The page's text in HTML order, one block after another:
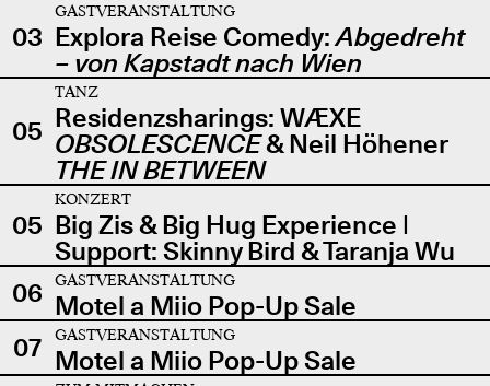
03
GASTVERANSTALTUNG
Explora Reise Comedy:Abgedreht
– von Kapstadt nach Wien
05
TANZ
Residenzsharings: WÆXE
OBSOLESCENCE& Neil Höhener
THE IN BETWEEN
05
KONZERT
Big Zis & Big Hug Experience |
Support: Skinny Bird & Taranja Wu
06
GASTVERANSTALTUNG
Motel a Miio Pop-Up Sale
07
GASTVERANSTALTUNG
Motel a Miio Pop-Up Sale